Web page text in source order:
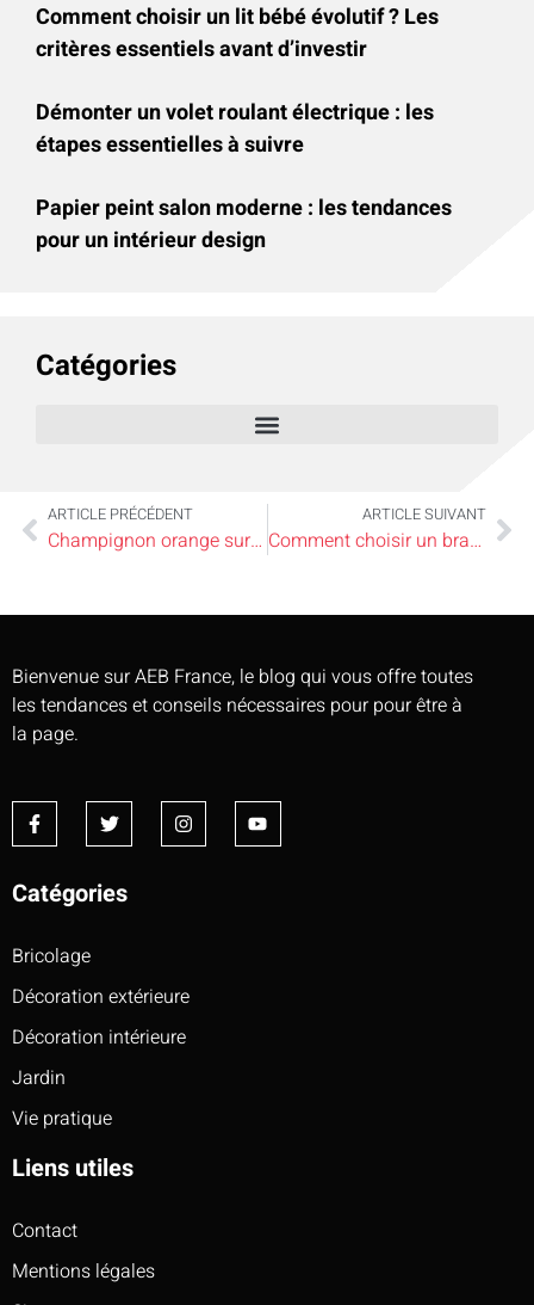
Comment choisir un lit bébé évolutif ? Les
critères essentiels avant d’investir
Démonter un volet roulant électrique : les
étapes essentielles à suivre
Papier peint salon moderne : les tendances
pour un intérieur design
Catégories
ARTICLE PRÉCÉDENT
Champignon orange sur bois mort, est-il dangereux pour la maison ?
ARTICLE SUIVANT
Comment choisir un brasero adapté à son jardin ou à sa terrasse ?
Bienvenue sur AEB France, le blog qui vous offre toutes
les tendances et conseils nécessaires pour pour être à
la page.
Catégories
Bricolage
Décoration extérieure
Décoration intérieure
Jardin
Vie pratique
Liens utiles
Contact
Mentions légales